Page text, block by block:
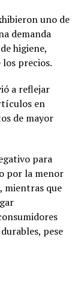
uno de
demanda
higiene,
precios.
a reflejar
en
de mayor
para
por la menor
mientras que
pese